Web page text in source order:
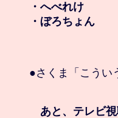
・へべれけ
・ぼろちょん
●さくま「こうい
あと、テレビ視